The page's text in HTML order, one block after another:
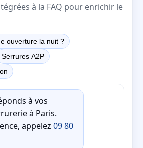
à la FAQ pour enrichir le
ouverture la nuit ?
Serrures A2P
à vos
à Paris.
appelez 09 80